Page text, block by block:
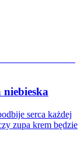
serca każdej
zupa krem będzie